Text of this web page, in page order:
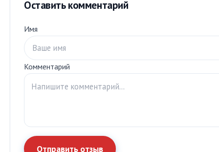
Оставить комментарий
Имя
Комментарий
Отправить отзыв